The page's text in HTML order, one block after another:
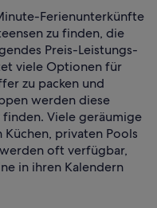
Ferienunterkünfte
zu finden, die
Preis-Leistungs-
viele Optionen für
zu packen und
werden diese
Viele geräumige
privaten Pools
oft verfügbar,
in ihren Kalendern